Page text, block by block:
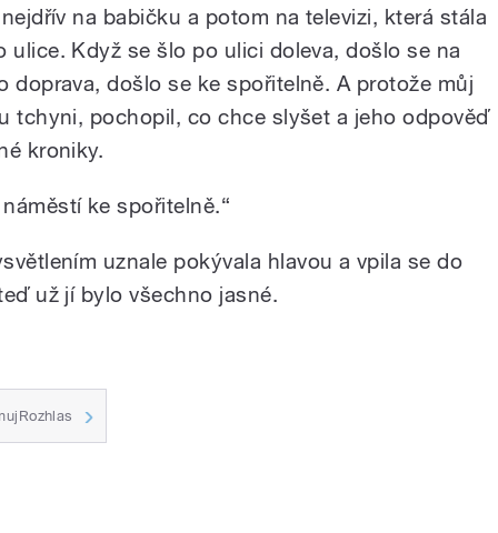
na babičku a potom na televizi, která stála
ulice. Když se šlo po ulici doleva, došlo se na
doprava, došlo se ke spořitelně. A protože můj
tchyni, pochopil, co chce slyšet a jeho odpověď
kroniky.
ke spořitelně.“
uznale pokývala hlavou a vpila se do
už jí bylo všechno jasné.